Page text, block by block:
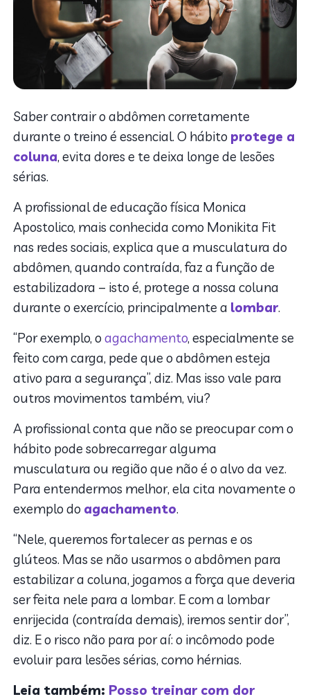
Saber contrair o abdômen corretamente
durante o treino é essencial. O hábito protege a
coluna, evita dores e te deixa longe de lesões
sérias.
A profissional de educação física Monica
Apostolico, mais conhecida como Monikita Fit
nas redes sociais, explica que a musculatura do
abdômen, quando contraída, faz a função de
estabilizadora – isto é, protege a nossa coluna
durante o exercício, principalmente a lombar.
“Por exemplo, oagachamento, especialmente se
feito com carga, pede que o abdômen esteja
ativo para a segurança”, diz. Mas isso vale para
outros movimentos também, viu?
A profissional conta que não se preocupar com o
hábito pode sobrecarregar alguma
musculatura ou região que não é o alvo da vez.
Para entendermos melhor, ela cita novamente o
exemplo do agachamento.
“Nele, queremos fortalecer as pernas e os
glúteos. Mas se não usarmos o abdômen para
estabilizar a coluna, jogamos a força que deveria
ser feita nele para a lombar. E com a lombar
enrijecida (contraída demais), iremos sentir dor”,
diz. E o risco não para por aí: o incômodo pode
evoluir para lesões sérias, como hérnias.
Leia também: Posso treinar com dor